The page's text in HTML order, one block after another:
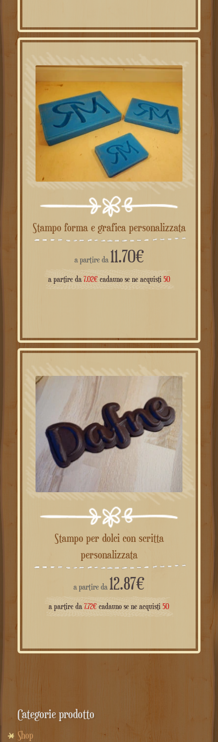
Stampo forma e grafica personalizzata
a partire da 11.70€
a partire da 7.02€cadauno se ne acquisti 50
Stampo per dolci con scritta
personalizzata
a partire da 12.87€
a partire da 7.72€ cadauno se ne acquisti 50
Categorie prodotto
Shop